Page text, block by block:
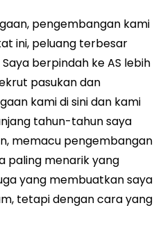
pengembangan kami
ini, peluang terbesar
berpindah ke AS lebih
pasukan dan
kami di sini dan kami
tahun-tahun saya
memacu pengembangan
paling menarik yang
yang membuatkan saya
tetapi dengan cara yang